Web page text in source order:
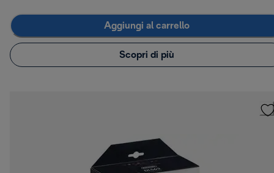
Aggiungi al carrello
Scopri di più